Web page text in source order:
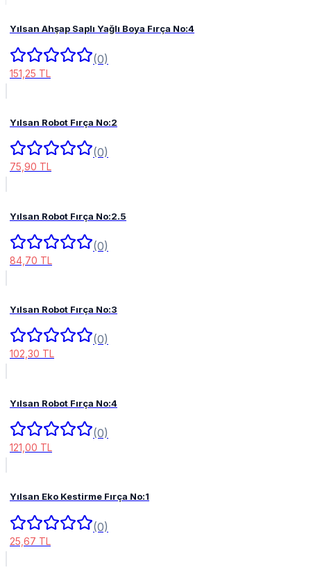
Yılsan Ahşap Saplı Yağlı Boya Fırça No:4
(0)
151,25 TL
Yılsan Robot Fırça No:2
(0)
75,90 TL
Yılsan Robot Fırça No:2.5
(0)
84,70 TL
Yılsan Robot Fırça No:3
(0)
102,30 TL
Yılsan Robot Fırça No:4
(0)
121,00 TL
Yılsan Eko Kestirme Fırça No:1
(0)
25,67 TL